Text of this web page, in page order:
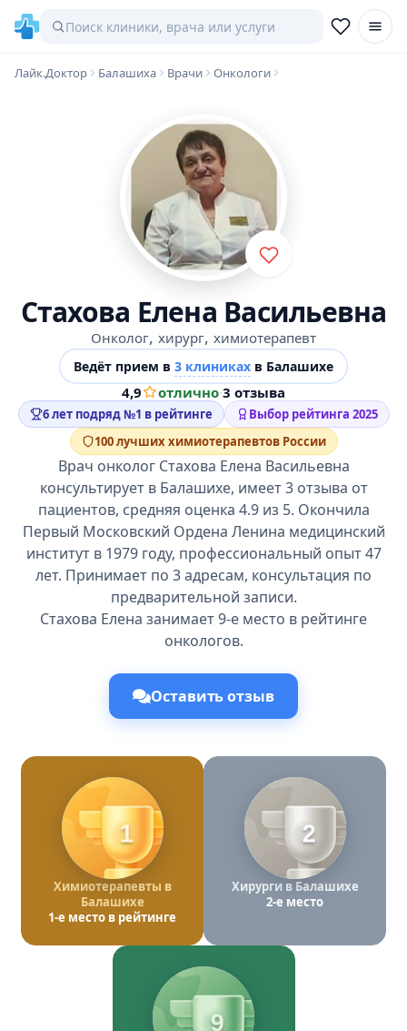
Лайк.Доктор Балашиха Врачи Онкологи
Стахова Елена Васильевна
Онколог, хирург, химиотерапевт
Ведёт прием в 3 клиниках в Балашихе
4,9 отлично·3 отзыва
6 лет подряд №1 в рейтинге
Выбор рейтинга 2025
100 лучших химиотерапевтов России
Врач онколог Стахова Елена Васильевна
консультирует в Балашихе, имеет 3 отзыва от
пациентов, средняя оценка 4.9 из 5. Окончила
Первый Московский Ордена Ленина медицинский
институт в 1979 году, профессиональный опыт 47
лет. Принимает по 3 адресам, консультация по
предварительной записи.
Стахова Елена занимает 9-е место в рейтинге
онкологов.
Оставить отзыв
1
Химиотерапевты в
Балашихе
1-е место в рейтинге
2
Хирурги в Балашихе
2-е место
9